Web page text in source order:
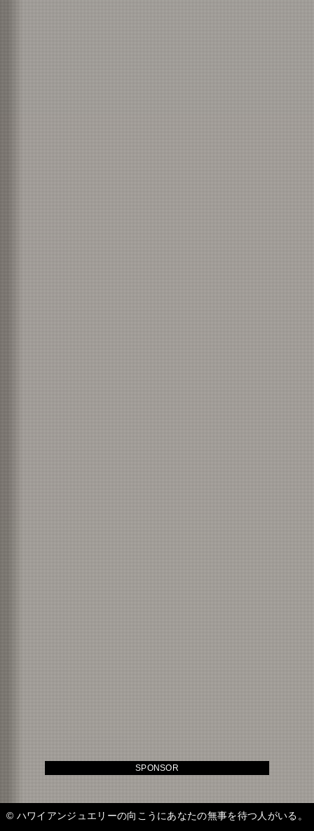
© ハワイアンジュエリーの向こうにあなたの無事を待つ人がいる。
SPONSOR